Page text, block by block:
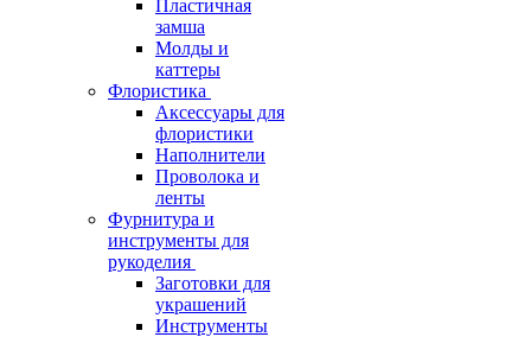
Пластичная
замша
Молды и
каттеры
Флористика
Аксессуары для
флористики
Наполнители
Проволока и
ленты
Фурнитура и
инструменты для
рукоделия
Заготовки для
украшений
Инструменты